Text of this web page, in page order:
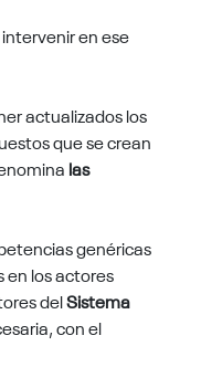
en ese
actualizados los
que se crean
las
genéricas
en los actores
delSistema
con el